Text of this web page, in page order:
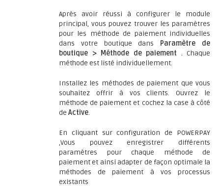
Après avoir réussi à configurer le module
principal, vous pouvez trouver les paramètres
pour les méthode de paiement individuelles
dans votre boutique dans Paramètre de
boutique > Méthode de paiement . Chaque
méthode est listé individuellement.
Installez les méthodes de paiement que vous
souhaitez offrir à vos clients. Ouvrez le
méthode de paiement et cochez la case à côté
de Active.
En cliquant sur configuration de POWERPAY
,Vous pouvez enregistrer différents
paramètres pour chaque méthode de
paiement et ainsi adapter de façon optimale la
méthodes de paiement à vos processus
existants